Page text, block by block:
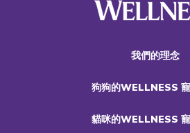
我們的理念
狗狗的WELLNESS
貓咪的WELLNESS